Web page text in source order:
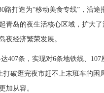
路打造为“移动美食专线”，沿
青岛的夜生活核心区域，扩大
夜经济繁荣发展。
407条，实现对6条地铁线、
破逛完夜市赶不上末班车的困
加从容。